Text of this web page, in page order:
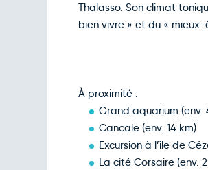
Thalasso. Son climat
bien vivre » et du « mieux-
À proximité :
Grand aquarium (env.
Cancale (env. 14 km)
Excursion à l’île de
La cité Corsaire (env.